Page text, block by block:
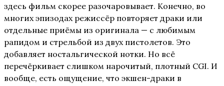
здесь фильм скорее разочаровывает. Конечно, во
многих эпизодах режиссёр повторяет драки или
отдельные приёмы из оригинала — с любимым
рапидом и стрельбой из двух пистолетов. Это
добавляет ностальгической нотки. Но всё
перечёркивает слишком нарочитый, плотный CGI. И
вообще, есть ощущение, что экшен-драки в